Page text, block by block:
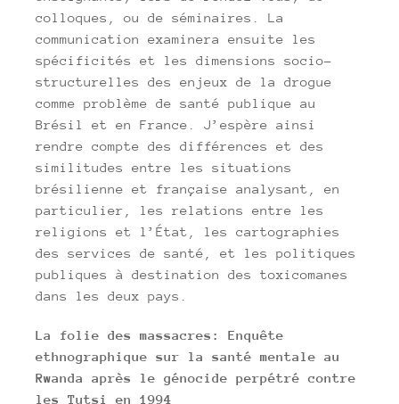
colloques, ou de séminaires. La
communication examinera ensuite les
spécificités et les dimensions socio-
structurelles des enjeux de la drogue
comme problème de santé publique au
Brésil et en France. J’espère ainsi
rendre compte des différences et des
similitudes entre les situations
brésilienne et française analysant, en
particulier, les relations entre les
religions et l’État, les cartographies
des services de santé, et les politiques
publiques à destination des toxicomanes
dans les deux pays.
La folie des massacres: Enquête
ethnographique sur la santé mentale au
Rwanda après le génocide perpétré contre
les Tutsi en 1994